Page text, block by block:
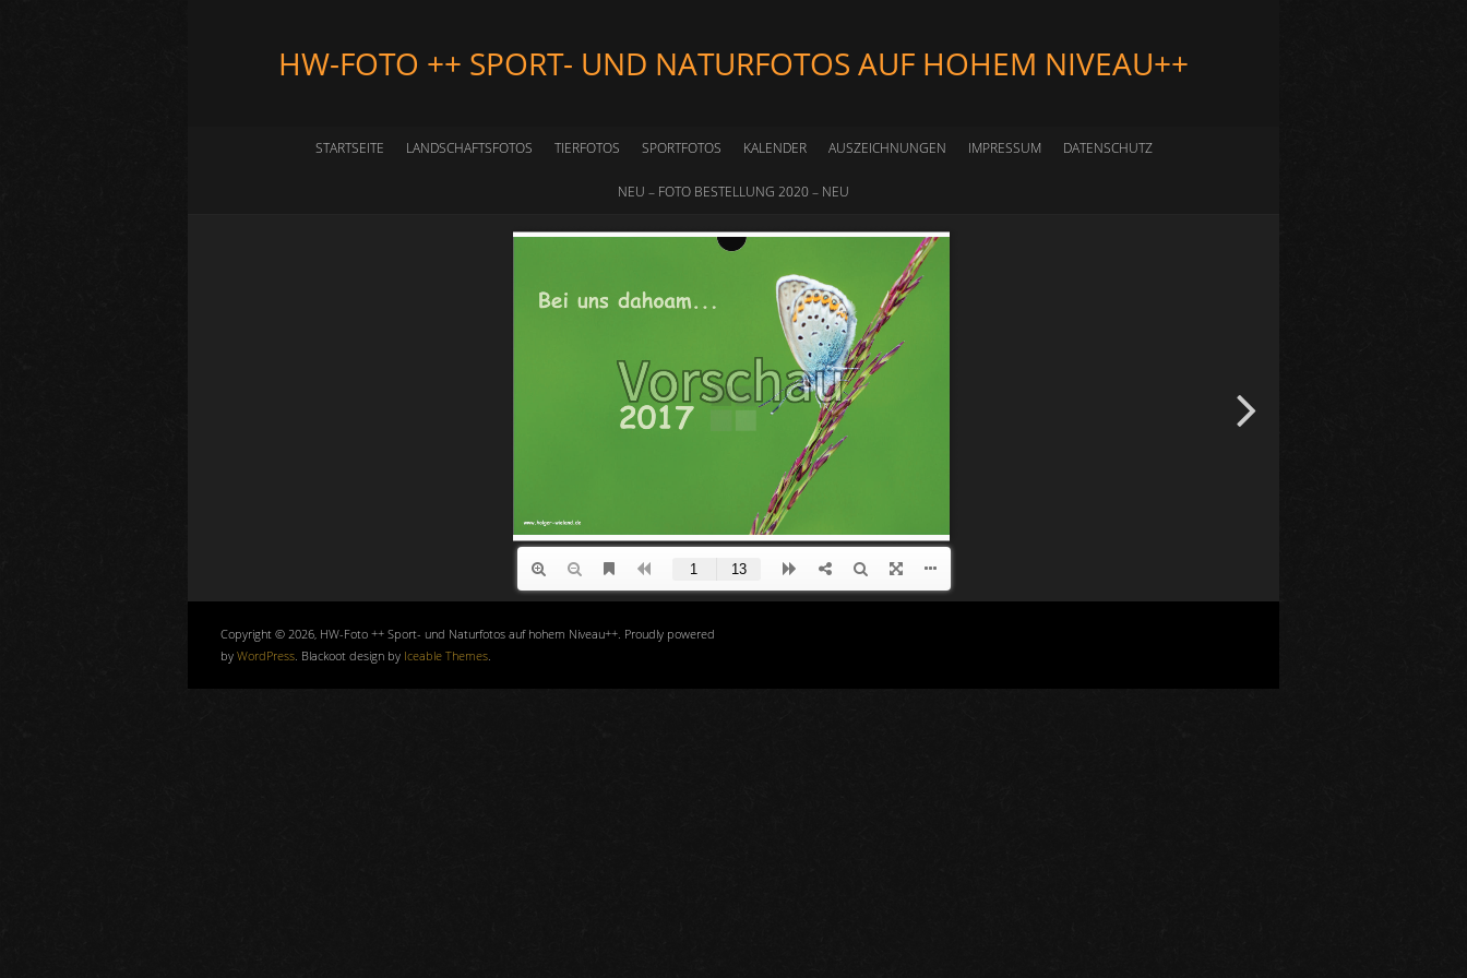
HW-FOTO ++ SPORT- UND NATURFOTOS AUF HOHEM NIVEAU++
STARTSEITE LANDSCHAFTSFOTOS TIERFOTOS SPORTFOTOS KALENDER AUSZEICHNUNGEN IMPRESSUM DATENSCHUTZ
NEU – FOTO BESTELLUNG 2020 – NEU
Copyright © 2026, HW-Foto ++ Sport- und Naturfotos auf hohem Niveau++. Proudly powered
by WordPress. Blackoot design by Iceable Themes.